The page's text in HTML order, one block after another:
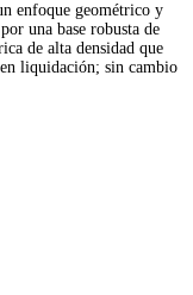
enfoque geométrico y
una base robusta de
de alta densidad que
liquidación; sin cambio